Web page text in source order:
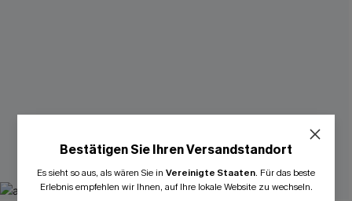
Bestätigen Sie Ihren Versandstandort
Es sieht so aus, als wären Sie in Vereinigte Staaten. Für das beste
Erlebnis empfehlen wir Ihnen, auf Ihre lokale Website zu wechseln.